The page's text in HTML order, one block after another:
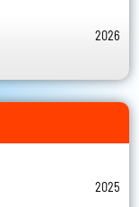
2026
2025